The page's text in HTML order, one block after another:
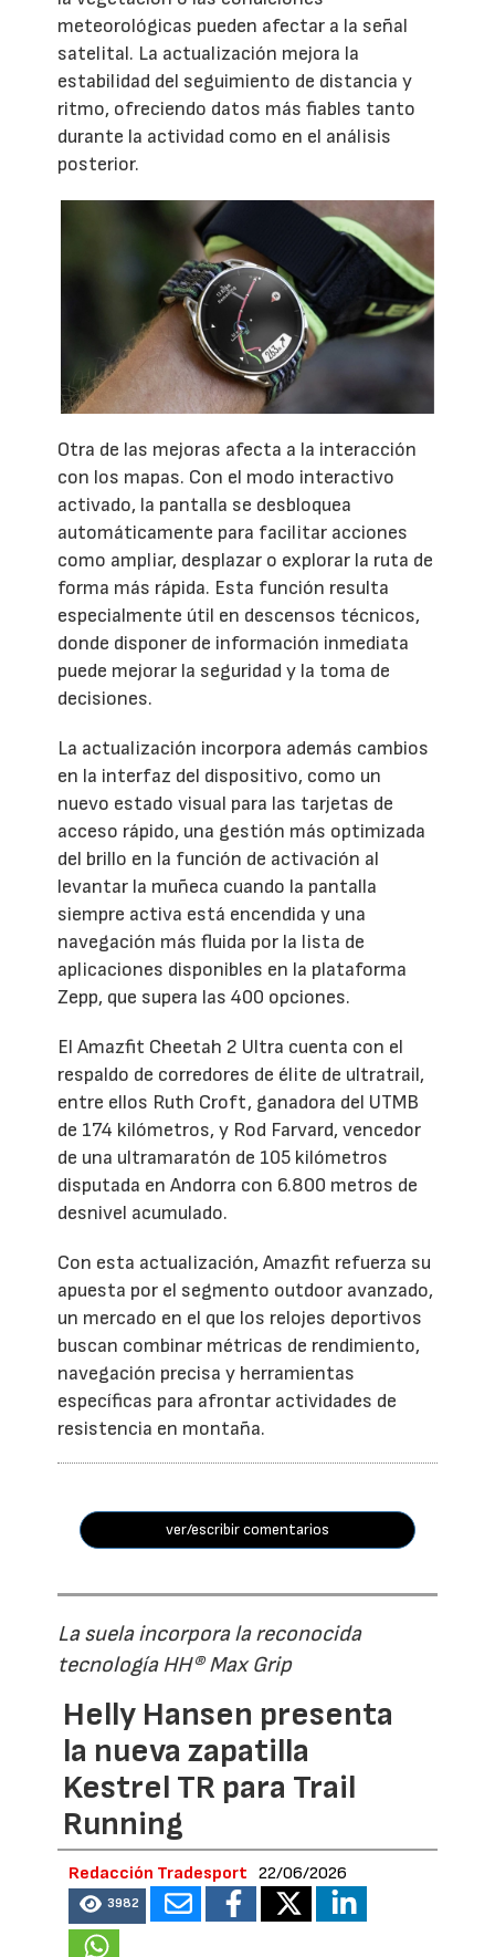
meteorológicas pueden afectar a la señal
satelital. La actualización mejora la
estabilidad del seguimiento de distancia y
ritmo, ofreciendo datos más fiables tanto
durante la actividad como en el análisis
posterior.
Otra de las mejoras afecta a la interacción
con los mapas. Con el modo interactivo
activado, la pantalla se desbloquea
automáticamente para facilitar acciones
como ampliar, desplazar o explorar la ruta de
forma más rápida. Esta función resulta
especialmente útil en descensos técnicos,
donde disponer de información inmediata
puede mejorar la seguridad y la toma de
decisiones.
La actualización incorpora además cambios
en la interfaz del dispositivo, como un
nuevo estado visual para las tarjetas de
acceso rápido, una gestión más optimizada
del brillo en la función de activación al
levantar la muñeca cuando la pantalla
siempre activa está encendida y una
navegación más fluida por la lista de
aplicaciones disponibles en la plataforma
Zepp, que supera las 400 opciones.
El Amazfit Cheetah 2 Ultra cuenta con el
respaldo de corredores de élite de ultratrail,
entre ellos Ruth Croft, ganadora del UTMB
de 174 kilómetros, y Rod Farvard, vencedor
de una ultramaratón de 105 kilómetros
disputada en Andorra con 6.800 metros de
desnivel acumulado.
Con esta actualización, Amazfit refuerza su
apuesta por el segmento outdoor avanzado,
un mercado en el que los relojes deportivos
buscan combinar métricas de rendimiento,
navegación precisa y herramientas
específicas para afrontar actividades de
resistencia en montaña.
ver/escribir comentarios
La suela incorpora la reconocida
tecnología HH® Max Grip
Helly Hansen presenta
la nueva zapatilla
Kestrel TR para Trail
Running
Redacción Tradesport 22/06/2026
3982